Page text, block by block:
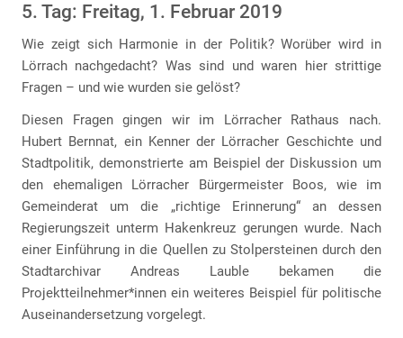
5. Tag: Freitag, 1. Februar 2019
Wie zeigt sich Harmonie in der Politik? Worüber wird in
Lörrach nachgedacht? Was sind und waren hier strittige
Fragen – und wie wurden sie gelöst?
Diesen Fragen gingen wir im Lörracher Rathaus nach.
Hubert Bernnat, ein Kenner der Lörracher Geschichte und
Stadtpolitik, demonstrierte am Beispiel der Diskussion um
den ehemaligen Lörracher Bürgermeister Boos, wie im
Gemeinderat um die „richtige Erinnerung“ an dessen
Regierungszeit unterm Hakenkreuz gerungen wurde. Nach
einer Einführung in die Quellen zu Stolpersteinen durch den
Stadtarchivar Andreas Lauble bekamen die
Projektteilnehmer*innen ein weiteres Beispiel für politische
Auseinandersetzung vorgelegt.